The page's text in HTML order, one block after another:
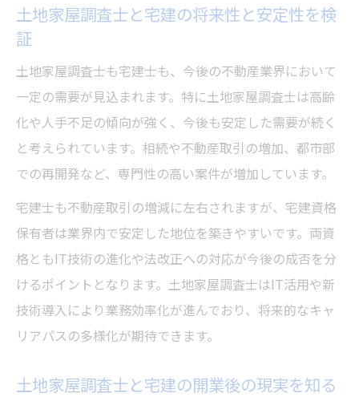
土地家屋調査士と宅建の将来性と安定性を検
証
土地家屋調査士も宅建士も、今後の不動産業界において
一定の需要が見込まれます。特に土地家屋調査士は高齢
化や人手不足の傾向が強く、今後も安定した需要が続く
と考えられています。相続や不動産取引の増加、都市部
での再開発など、専門性の高い案件が増加しています。
宅建士も不動産取引の増減に左右されますが、宅建資格
保有者は業界内で安定した地位を築きやすいです。両資
格ともIT技術の進化や法改正への対応が今後の成否を分
けるポイントとなります。土地家屋調査士はIT活用や新
技術導入により業務効率化が進んでおり、将来的なキャ
リアパスの多様化が期待できます。
土地家屋調査士と宅建の開業後の現実を知る